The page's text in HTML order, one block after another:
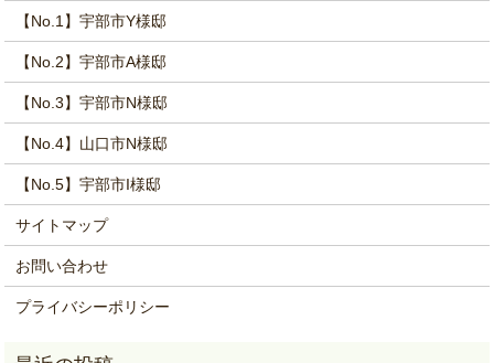
【No.1】宇部市Y様邸
【No.2】宇部市A様邸
【No.3】宇部市N様邸
【No.4】山口市N様邸
【No.5】宇部市I様邸
サイトマップ
お問い合わせ
プライバシーポリシー